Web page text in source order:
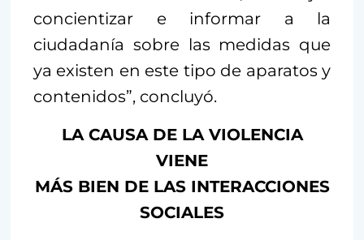
concientizar e informar a la
ciudadanía sobre las medidas que
ya existen en este tipo de aparatos y
contenidos”, concluyó.
LA CAUSA DE LA VIOLENCIA
VIENE
MÁS BIEN DE LAS INTERACCIONES
SOCIALES